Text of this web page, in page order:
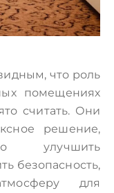
что роль
помещениях
считать. Они
решение,
улучшить
безопасность,
для